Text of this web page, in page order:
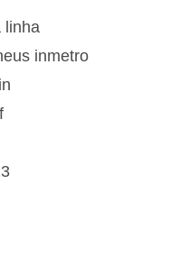
linha
inmetro